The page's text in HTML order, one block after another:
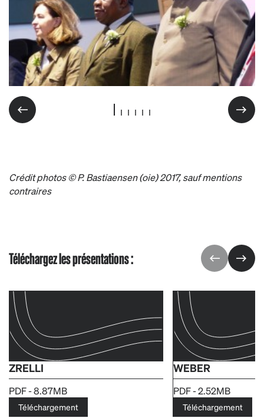
Crédit photos © P. Bastiaensen (oie) 2017, sauf mentions
contraires
Téléchargez les présentations :
ZRELLI
PDF - 8.87MB
Téléchargement
WEBER
PDF - 2.52MB
Téléchargement